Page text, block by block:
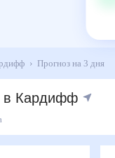
Прогноз на 3 дня
в Кардифф